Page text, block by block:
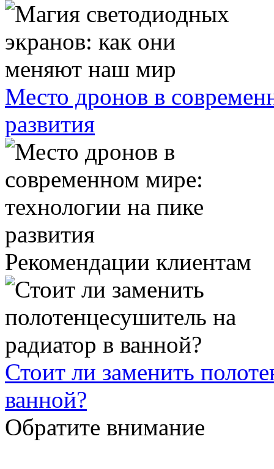
Место дронов в
развития
Рекомендации клиентам
Стоит ли заменить
ванной?
Обратите внимание